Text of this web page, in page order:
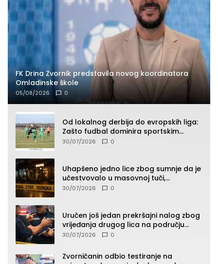
FK Drina Zvornik predstavila novog koordinatora
Omladinske škole
05/08/2026 0
Od lokalnog derbija do evropskih liga:
Zašto fudbal dominira sportskim
klađenjem
30/07/2026 0
Uhapšeno jedno lice zbog sumnje da je
učestvovalo u masovnoj tuči,
maloljetnik zadobio povrede
30/07/2026 0
Uručen još jedan prekršajni nalog zbog
vrijeđanja drugog lica na području
Zvornika
30/07/2026 0
Zvorničanin odbio testiranje na